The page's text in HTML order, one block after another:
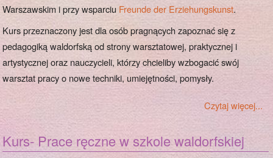
Warszawskim i przy wsparciu Freunde der Erziehungskunst.
Kurs przeznaczony jest dla osób pragnących zapoznać się z
pedagogiką waldorfską od strony warsztatowej, praktycznej i
artystycznej oraz nauczycieli, którzy chcieliby wzbogacić swój
warsztat pracy o nowe techniki, umiejętności, pomysły.
Czytaj więcej...
Kurs- Prace ręczne w szkole waldorfskiej